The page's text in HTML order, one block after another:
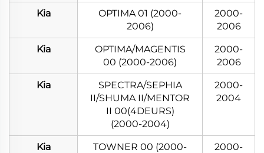
Kia
OPTIMA 01 (2000-
2006)
2000-
2006
Kia
OPTIMA/MAGENTIS
00 (2000-2006)
2000-
2006
Kia
SPECTRA/SEPHIA
II/SHUMA II/MENTOR
II 00(4DEURS)
(2000-2004)
2000-
2004
Kia
TOWNER 00 (2000-
2000-